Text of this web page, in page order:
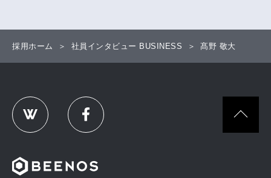
採用ホーム 社員インタビュー BUSINESS 髙野 敬大